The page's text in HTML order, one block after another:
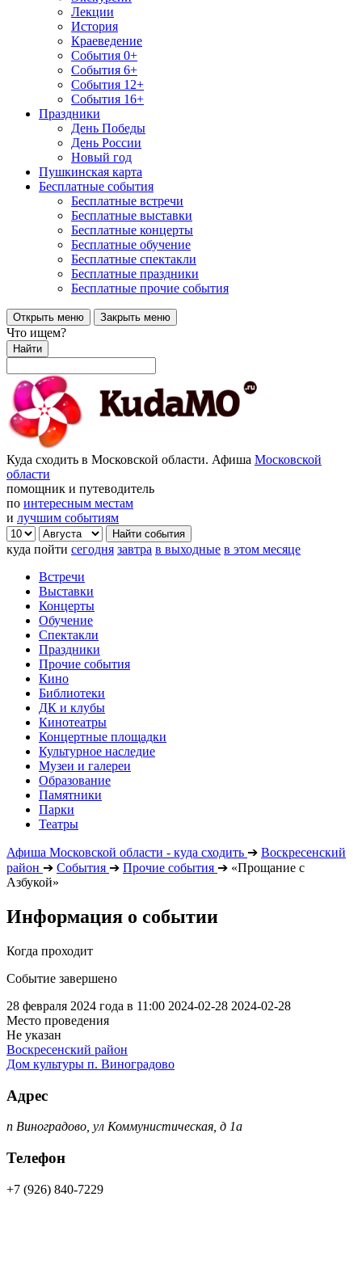
Лекции
История
Краеведение
События 0+
События 6+
События 12+
События 16+
Праздники
День Победы
День России
Новый год
Пушкинская карта
Бесплатные события
Бесплатные встречи
Бесплатные выставки
Бесплатные концерты
Бесплатные обучение
Бесплатные спектакли
Бесплатные праздники
Бесплатные прочие события
Открыть меню Закрыть меню
Что ищем?
Найти
Куда сходить в Московской области. Афиша Московской
области
помощник и путеводитель
по интересным местам
и лучшим событиям
куда пойти сегодня завтра в выходные в этом месяце
Встречи
Выставки
Концерты
Обучение
Спектакли
Праздники
Прочие события
Кино
Библиотеки
ДК и клубы
Кинотеатры
Концертные площадки
Культурное наследие
Музеи и галереи
Образование
Памятники
Парки
Театры
Афиша Московской области - куда сходить ➔ Воскресенский
район ➔ События ➔ Прочие события ➔ «Прощание с
Азбукой»
Информация о событии
Когда проходит
Событие завершено
28 февраля 2024 года в 11:00 2024-02-28 2024-02-28
Место проведения
Не указан
Воскресенский район
Дом культуры п. Виноградово
Адрес
п Виноградово, ул Коммунистическая, д 1а
Телефон
+7 (926) 840-7229